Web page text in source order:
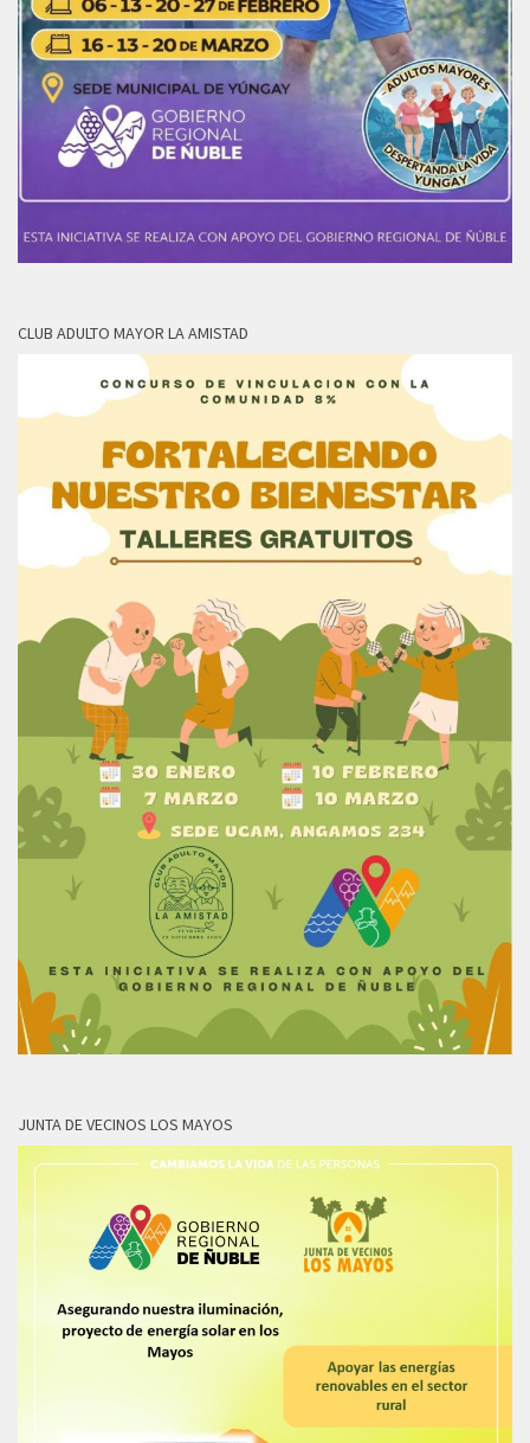
CLUB ADULTO MAYOR LA AMISTAD
JUNTA DE VECINOS LOS MAYOS